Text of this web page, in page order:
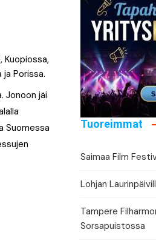
Urheilukalenteri
Moottoriurheilukalenteri
Ravikalenteri
Muut
Porissa.
Jonoon jäi
Suomessa
Tuoreimmat
Saimaa Film
Lohjan
Tampere
Sorsapuistossa